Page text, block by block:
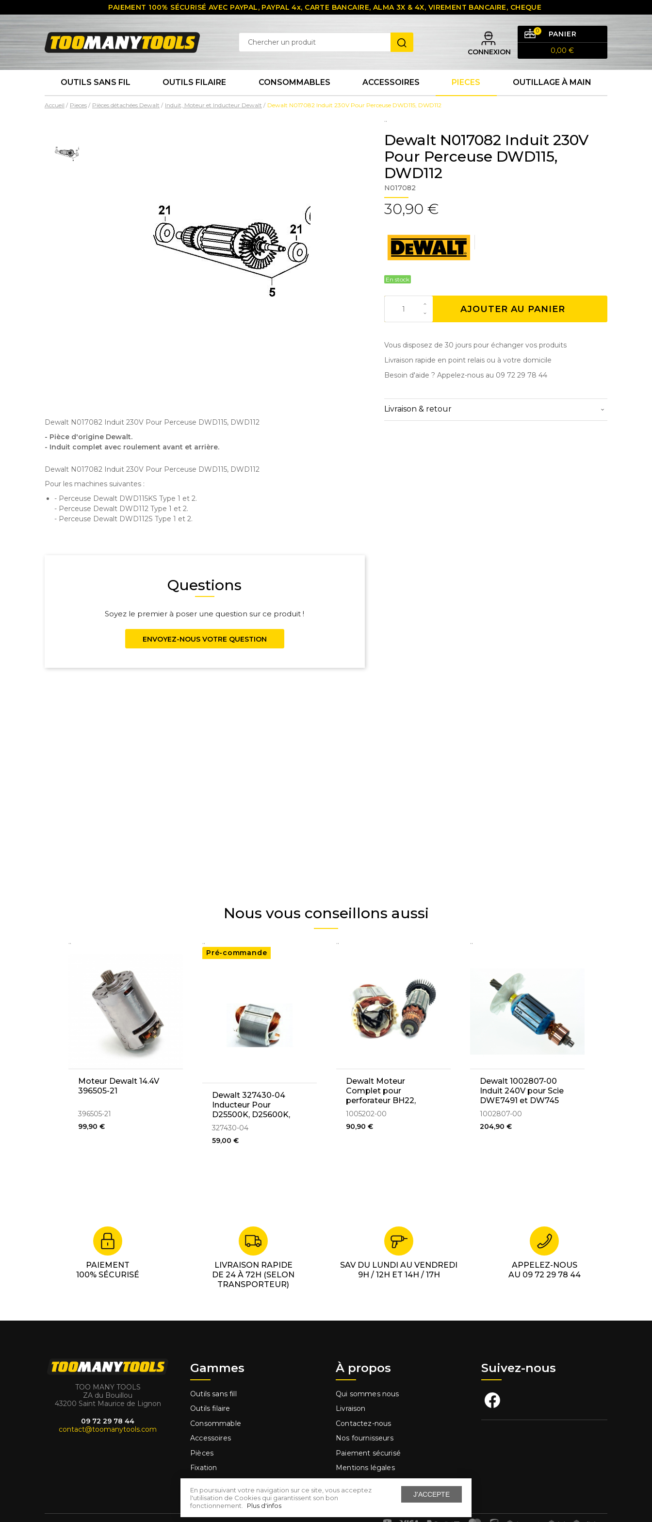
J'ACCEPTE
En poursuivant votre navigation sur ce site, vous acceptez
l'utilisation de Cookies qui garantissent son bon
fonctionnement.
Plus d'infos
PAIEMENT 100% SÉCURISÉ AVEC PAYPAL, PAYPAL 4x, CARTE BANCAIRE, ALMA 3X & 4X, VIREMENT BANCAIRE, CHEQUE
CONNEXION
PANIER
0
0,00 €
OUTILS SANS FIL OUTILS FILAIRE CONSOMMABLES ACCESSOIRES PIECES OUTILLAGE À MAIN
Accueil Pieces Pièces détachées Dewalt Induit, Moteur et Inducteur Dewalt Dewalt N017082 Induit 230V Pour Perceuse DWD115, DWD112
Dewalt N017082 Induit 230V Pour Perceuse DWD115, DWD112
- Pièce d'origine Dewalt.
- Induit complet avec roulement avant et arrière.
Dewalt N017082 Induit 230V Pour Perceuse DWD115, DWD112
Pour les machines suivantes :
- Perceuse Dewalt DWD115KS Type 1 et 2.
- Perceuse Dewalt DWD112 Type 1 et 2.
- Perceuse Dewalt DWD112S Type 1 et 2.
Questions
Soyez le premier à poser une question sur ce produit !
ENVOYEZ-NOUS VOTRE QUESTION
..
Dewalt N017082 Induit 230V
Pour Perceuse DWD115,
DWD112
N017082
30,90 €
En stock
AJOUTER AU PANIER
Vous disposez de 30 jours pour échanger vos produits
Livraison rapide en point relais ou à votre domicile
Besoin d'aide ? Appelez-nous au 09 72 29 78 44
Livraison & retour
Nous vous conseillons aussi
..
Moteur Dewalt 14.4V
396505-21
396505-21
99,90 €
..
Pré-commande
Dewalt 327430-04
Inducteur Pour
D25500K, D25600K,
D25830K
327430-04
59,00 €
..
Dewalt Moteur
Complet pour
perforateur BH22,
BH24, D25002K,
DW563K, DW566
1005202-00
90,90 €
..
Dewalt 1002807-00
Induit 240V pour Scie
DWE7491 et DW745
1002807-00
204,90 €
PAIEMENT
100% SÉCURISÉ
LIVRAISON RAPIDE
DE 24 À 72H (SELON
TRANSPORTEUR)
SAV DU LUNDI AU VENDREDI
9H / 12H ET 14H / 17H
APPELEZ-NOUS
AU 09 72 29 78 44
TOO MANY TOOLS
ZA du Bouillou
43200 Saint Maurice de Lignon
09 72 29 78 44
contact@toomanytools.com
Gammes
Outils sans fill
Outils filaire
Consommable
Accessoires
Pièces
Fixation
Promos
À propos
Qui sommes nous
Livraison
Contactez-nous
Nos fournisseurs
Paiement sécurisé
Mentions légales
Cartes cadeaux
Suivez-nous